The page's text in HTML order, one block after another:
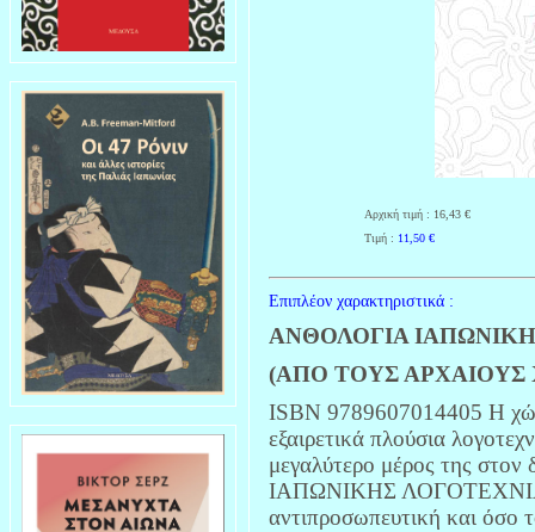
Αρχική τιμή : 16,43 €
Τιμή : 11,50 €
Επιπλέον χαρακτηριστικά :
ΑΝΘΟΛΟΓΙΑ
(ΑΠΟ ΤΟΥΣ ΑΡΧΑΙΟΥΣ
ISBN 9789607014405 Η
εξαιρετικά πλούσια
μεγαλύτερο μέρος της
ΙΑΠΩΝΙΚΗΣ ΛΟΓΟΤΕΧΝΙΑΣ
αντιπροσωπευτική και όσο